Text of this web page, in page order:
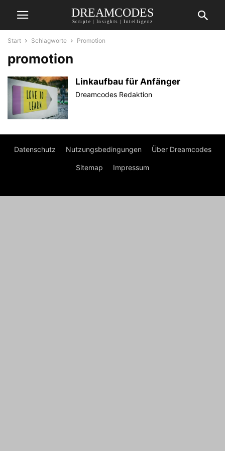
DREAMCODES
Scripte | Insights | Intelligenz
Start Schlagworte Promotion
promotion
Linkaufbau für Anfänger
Dreamcodes Redaktion
Datenschutz Nutzungsbedingungen Über Dreamcodes
Sitemap Impressum